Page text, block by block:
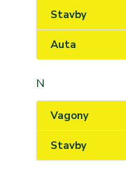
Stavby
Auta
N
Vagony
Stavby